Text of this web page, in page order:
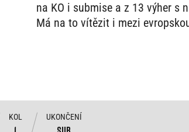
na KO i submise a z 13 výher s
Má na to vítězit i mezi
KOL UKONČENÍ